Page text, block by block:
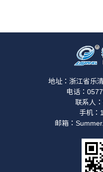
地址：浙江省乐
电话：
联系人
手机：
邮箱：